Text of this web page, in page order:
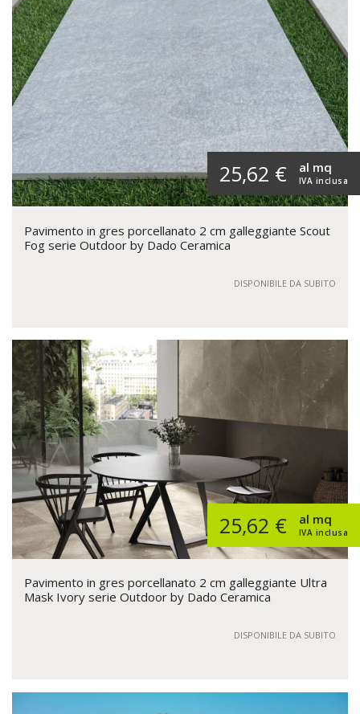
25,62 € IVA inclusa
al mq
Pavimento in gres porcellanato 2 cm galleggiante Scout
Fog serie Outdoor by Dado Ceramica
DISPONIBILE DA SUBITO
25,62 € IVA inclusa
al mq
Pavimento in gres porcellanato 2 cm galleggiante Ultra
Mask Ivory serie Outdoor by Dado Ceramica
DISPONIBILE DA SUBITO